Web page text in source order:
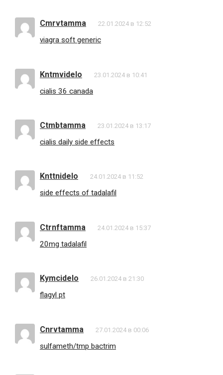
Cmrvtamma 22.01.2024 в 12:52
viagra soft generic
Kntmvidelo 23.01.2024 в 10:41
cialis 36 canada
Ctmbtamma 23.01.2024 в 13:17
cialis daily side effects
Knttnidelo 24.01.2024 в 11:52
side effects of tadalafil
Ctrnftamma 24.01.2024 в 15:37
20mg tadalafil
Kymcidelo 26.01.2024 в 21:30
flagyl pt
Cnrvtamma 27.01.2024 в 00:06
sulfameth/tmp bactrim